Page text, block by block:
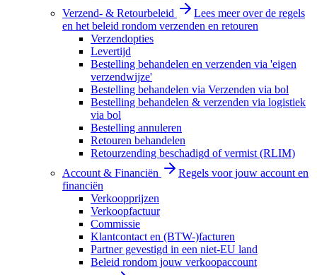
Verzend- & Retourbeleid
Lees meer over de regels
en het beleid rondom verzenden en retouren
Verzendopties
Levertijd
Bestelling behandelen en verzenden via 'eigen
verzendwijze'
Bestelling behandelen via Verzenden via bol
Bestelling behandelen & verzenden via logistiek
via bol
Bestelling annuleren
Retouren behandelen
Retourzending beschadigd of vermist (RLIM)
Account & Financiën
Regels voor jouw account en
financiën
Verkoopprijzen
Verkoopfactuur
Commissie
Klantcontact en (BTW-)facturen
Partner gevestigd in een niet-EU land
Beleid rondom jouw verkoopaccount